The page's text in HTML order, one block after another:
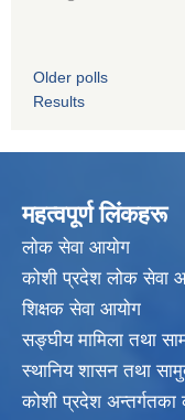
Older polls
Results
महत्वपूर्ण लिंकहरू
लाेक सेवा आयाेग
कोशी प्रदेश लोक सेवा
शिक्षक सेवा आयाेग
सङ्‍घीय मामिला तथा
स्थानिय शासन तथा
कोशी प्रदेश